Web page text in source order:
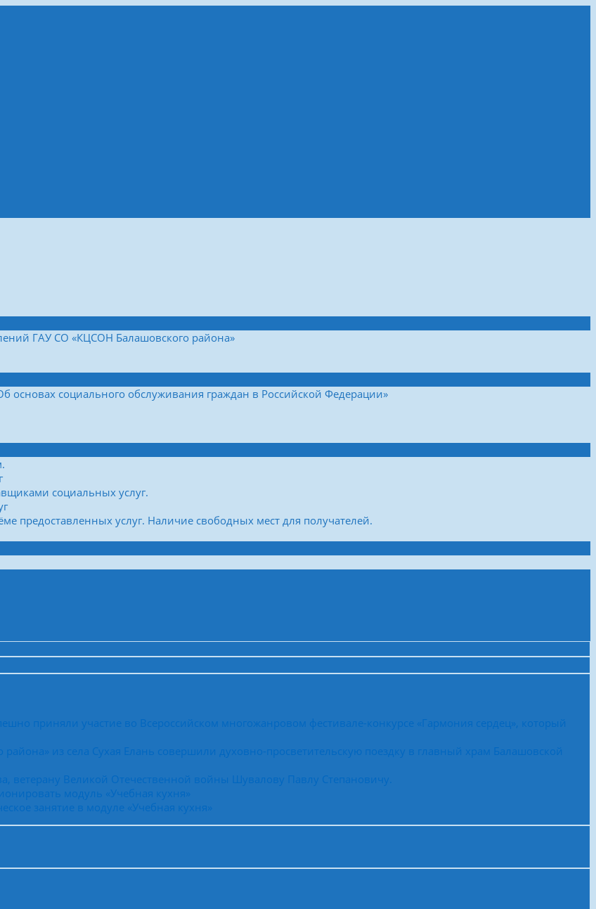
ГАУ СО «КЦСОН Балашовского района»
основах социального обслуживания граждан в Российской Федерации»
социальных услуг.
предоставленных услуг. Наличие свободных мест для получателей.
приняли участие во Всероссийском многожанровом фестивале-конкурсе «Гармония сердец», который
из села Сухая Елань совершили духовно-просветительскую поездку в главный храм Балашовской
ветерану Великой Отечественной войны Шувалову Павлу Степановичу.
модуль «Учебная кухня»
занятие в модуле «Учебная кухня»